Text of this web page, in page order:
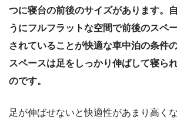
つに寝台の前後のサイズがあります。
うにフルフラットな空間で前後のスペ
されていることが快適な車中泊の条件
スペースは足をしっかり伸ばして寝ら
のです。
足が伸ばせないと快適性があまり高く